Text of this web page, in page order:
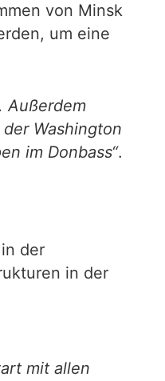
von Minsk
um eine
Außerdem
Washington
im Donbass“.
der
in der
mit allen